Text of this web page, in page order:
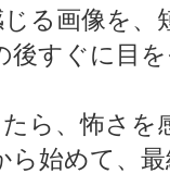
る画像を、
後すぐに目
ら、怖さを
ら始めて、